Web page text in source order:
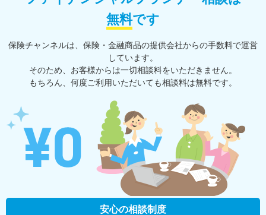
無料です
保険チャンネルは、保険・⾦融商品の提供会社からの⼿数料で運営
しています。
そのため、お客様からは一切相談料をいただきません。
もちろん、何度ご利⽤いただいても相談料は無料です。
安心の相談制度